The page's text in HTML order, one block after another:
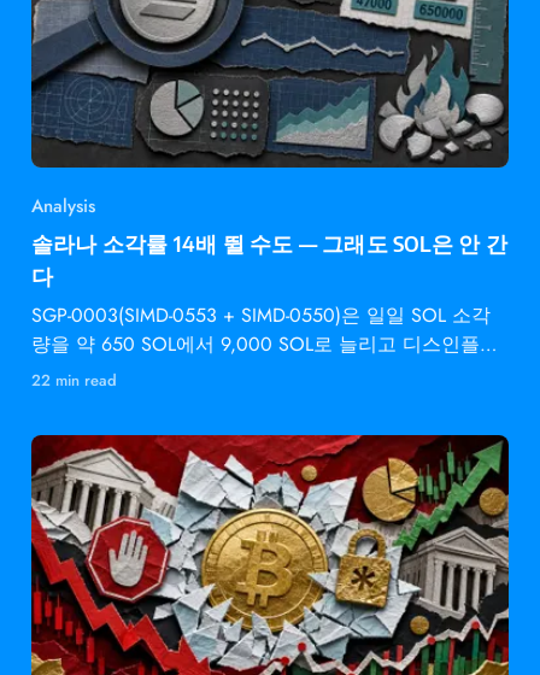
Analysis
솔라나 소각률 14배 뛸 수도 — 그래도 SOL은 안 간
다
SGP-0003(SIMD-0553 + SIMD-0550)은 일일 SOL 소각
량을 약 650 SOL에서 9,000 SOL로 늘리고 디스인플레
이션 속도를 2배로 높입니다 —
22 min read